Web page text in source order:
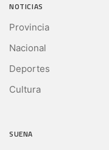
NOTICIAS
Provincia
Nacional
Deportes
Cultura
SUENA